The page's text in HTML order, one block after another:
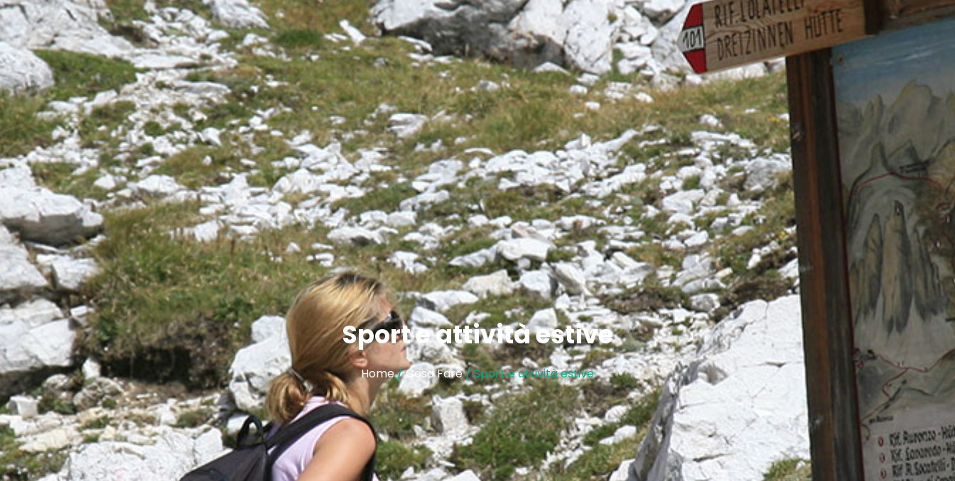
Sport e attività estive
Home/Cosa Fare/ Sport e attività estive